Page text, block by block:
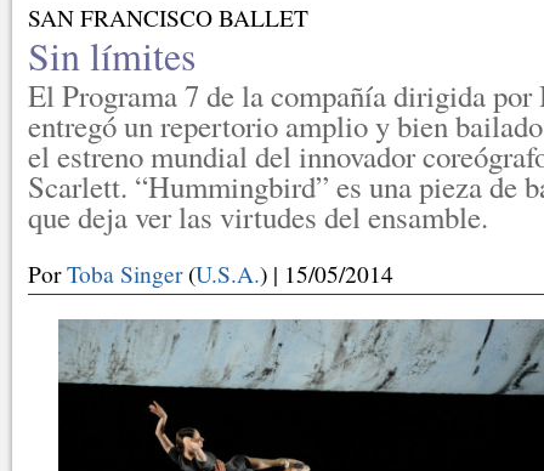
SAN FRANCISCO BALLET
Sin límites
El Programa 7 de la compañía dirigida por
entregó un repertorio amplio y bien
el estreno mundial del innovador
Scarlett. “Hummingbird” es una pieza de
que deja ver las virtudes del ensamble.
PorToba Singer(U.S.A.) | 15/05/2014